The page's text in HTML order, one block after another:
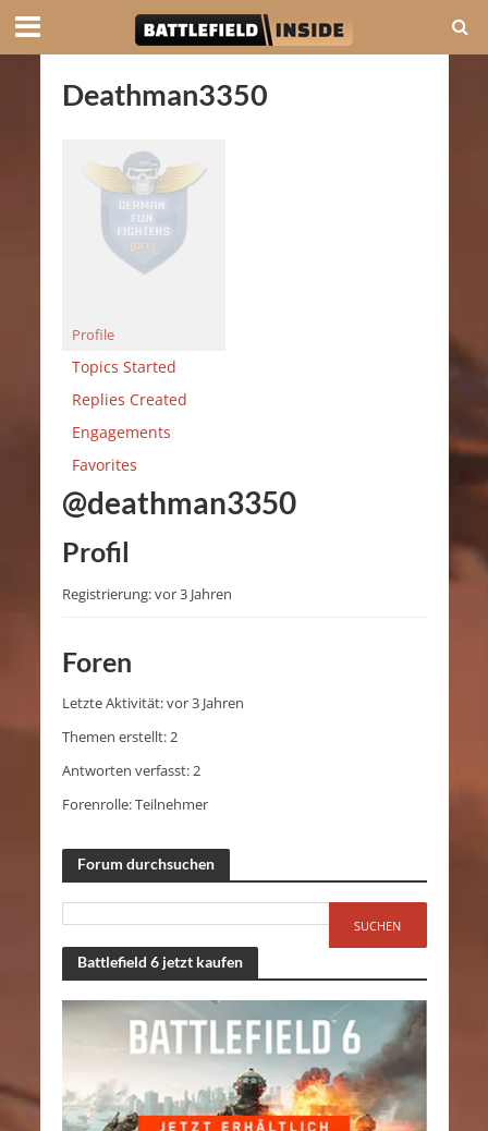
Deathman3350
Profile
Topics Started
Replies Created
Engagements
Favorites
@deathman3350
Profil
Registrierung: vor 3 Jahren
Foren
Letzte Aktivität: vor 3 Jahren
Themen erstellt: 2
Antworten verfasst: 2
Forenrolle: Teilnehmer
Forum durchsuchen
Battlefield 6 jetzt kaufen